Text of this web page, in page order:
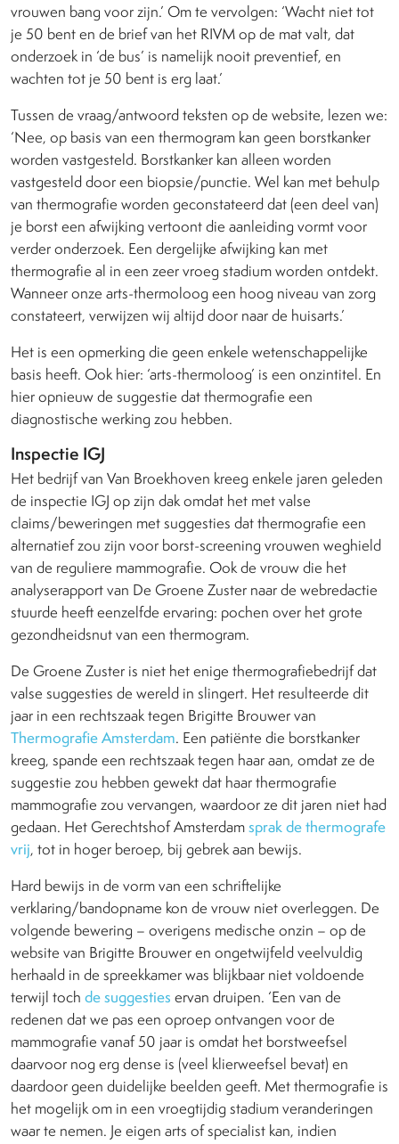
vrouwen bang voor zijn.’ Om te vervolgen: ‘Wacht niet tot
je 50 bent en de brief van het RIVM op de mat valt, dat
onderzoek in ‘de bus’ is namelijk nooit preventief, en
wachten tot je 50 bent is erg laat.’
Tussen de vraag/antwoord teksten op de website, lezen we:
‘Nee, op basis van een thermogram kan geen borstkanker
worden vastgesteld. Borstkanker kan alleen worden
vastgesteld door een biopsie/punctie. Wel kan met behulp
van thermografie worden geconstateerd dat (een deel van)
je borst een afwijking vertoont die aanleiding vormt voor
verder onderzoek. Een dergelijke afwijking kan met
thermografie al in een zeer vroeg stadium worden ontdekt.
Wanneer onze arts-thermoloog een hoog niveau van zorg
constateert, verwijzen wij altijd door naar de huisarts.’
Het is een opmerking die geen enkele wetenschappelijke
basis heeft. Ook hier: ‘arts-thermoloog’ is een onzintitel. En
hier opnieuw de suggestie dat thermografie een
diagnostische werking zou hebben.
Inspectie IGJ
Het bedrijf van Van Broekhoven kreeg enkele jaren geleden
de inspectie IGJ op zijn dak omdat het met valse
claims/beweringen met suggesties dat thermografie een
alternatief zou zijn voor borst-screening vrouwen weghield
van de reguliere mammografie. Ook de vrouw die het
analyserapport van De Groene Zuster naar de webredactie
stuurde heeft eenzelfde ervaring: pochen over het grote
gezondheidsnut van een thermogram.
De Groene Zuster is niet het enige thermografiebedrijf dat
valse suggesties de wereld in slingert. Het resulteerde dit
jaar in een rechtszaak tegen Brigitte Brouwer van
Thermografie Amsterdam. Een patiënte die borstkanker
kreeg, spande een rechtszaak tegen haar aan, omdat ze de
suggestie zou hebben gewekt dat haar thermografie
mammografie zou vervangen, waardoor ze dit jaren niet had
gedaan. Het Gerechtshof Amsterdamsprak de thermografe
vrij, tot in hoger beroep, bij gebrek aan bewijs.
Hard bewijs in de vorm van een schriftelijke
verklaring/bandopname kon de vrouw niet overleggen. De
volgende bewering – overigens medische onzin – op de
website van Brigitte Brouwer en ongetwijfeld veelvuldig
herhaald in de spreekkamer was blijkbaar niet voldoende
terwijl toch de suggesties ervan druipen. ‘Een van de
redenen dat we pas een oproep ontvangen voor de
mammografie vanaf 50 jaar is omdat het borstweefsel
daarvoor nog erg dense is (veel klierweefsel bevat) en
daardoor geen duidelijke beelden geeft. Met thermografie is
het mogelijk om in een vroegtijdig stadium veranderingen
waar te nemen. Je eigen arts of specialist kan, indien